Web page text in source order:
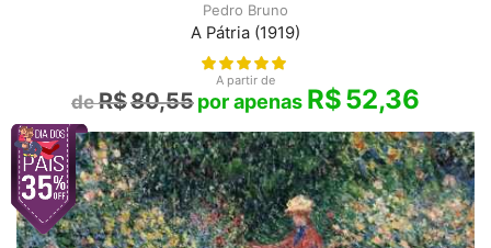
Pedro Bruno
A Pátria (1919)
A partir de
R$80,55 R$52,36